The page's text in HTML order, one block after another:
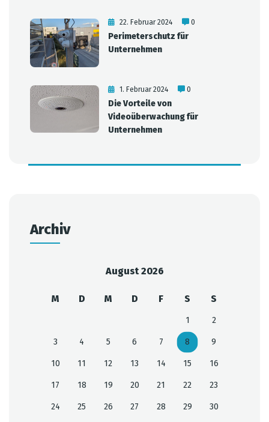
22. Februar 2024 0
Perimeterschutz für
Unternehmen
1. Februar 2024 0
Die Vorteile von
Videoüberwachung für
Unternehmen
Archiv
August 2026
M D M D F S S
1 2
3 4 5 6 7 8 9
10 11 12 13 14 15 16
17 18 19 20 21 22 23
24 25 26 27 28 29 30